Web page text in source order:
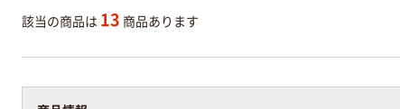
該当の商品は 13 商品あります